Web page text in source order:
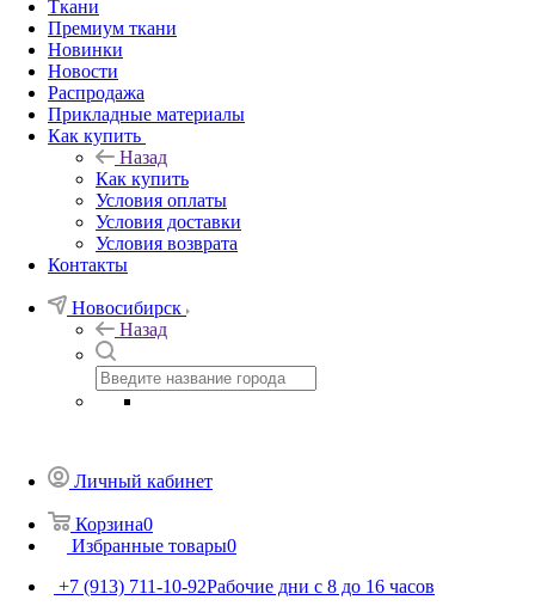
Ткани
Премиум ткани
Новинки
Новости
Распродажа
Прикладные материалы
Как купить
Назад
Как купить
Условия оплаты
Условия доставки
Условия возврата
Контакты
Новосибирск
Назад
Личный кабинет
Корзина0
Избранные товары0
+7 (913) 711-10-92Рабочие дни с 8 до 16 часов